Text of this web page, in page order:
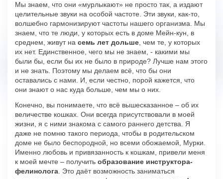
Мы знаем, что они «мурлыкают» не просто так, а издают
целительные звуки на особой частоте. Эти звуки, как-то,
волшебно гармонизируют частоты нашего организма. Мы
знаем, что те люди, у которых есть в доме Мейн-кун, в
среднем, живут на семь лет дольше , чем те, у которых
их нет. Единственное, чего мы не знаем, - какими мы
были бы, если бы их не было в природе? Лучше нам этого
и не знать. Поэтому мы делаем всё, что бы они
оставались с нами. И, если честно, порой кажется, что
они знают о нас куда больше, чем мы о них.
Конечно, вы понимаете, что всё вышесказанное – об их
величестве кошках. Они всегда присутствовали в моей
жизни, я с ними знакома с самого раннего детства. Я
даже не помню такого периода, чтобы в родительском
доме не было беспородной, но всеми обожаемой, Мурки.
Именно любовь и привязанность к кошкам, привели меня
к моей мечте – получить образование инструктора-
фелинолога . Это даёт возможность заниматься